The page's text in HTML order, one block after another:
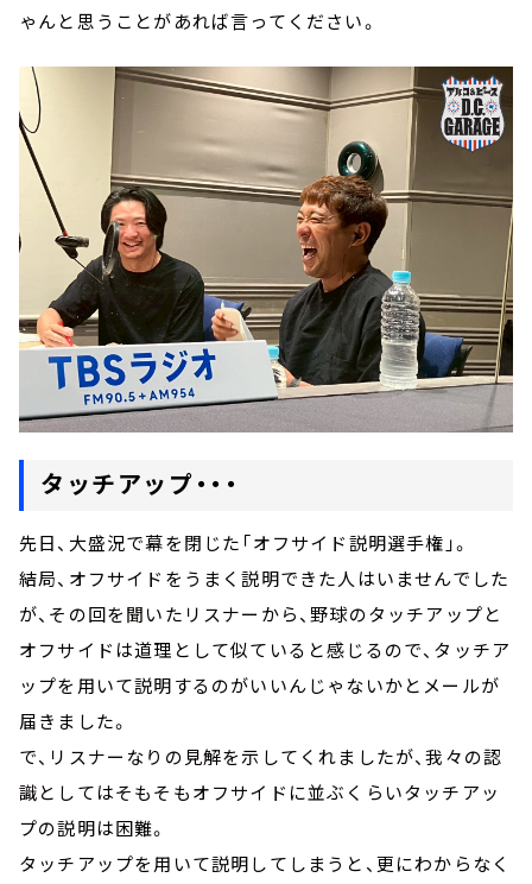
ゃんと思うことがあれば言ってください。
タッチアップ・・・
先日、大盛況で幕を閉じた「オフサイド説明選手権」。
結局、オフサイドをうまく説明できた人はいませんでした
が、その回を聞いたリスナーから、野球のタッチアップと
オフサイドは道理として似ていると感じるので、タッチア
ップを用いて説明するのがいいんじゃないかとメールが
届きました。
で、リスナーなりの見解を示してくれましたが、我々の認
識としてはそもそもオフサイドに並ぶくらいタッチアッ
プの説明は困難。
タッチアップを用いて説明してしまうと、更にわからなく